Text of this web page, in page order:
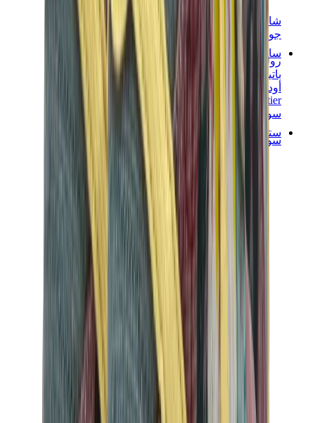
شانيل
جويارد
ساعات
رولكس
باتيك فيليب
أوديمار بيغيه
Cartier
سواتش
ستريت وير
سويت شيرت وهوديز
سويت شيرت وهوديز